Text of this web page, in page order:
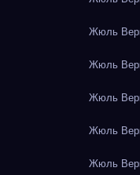
Жюль
Жюль
Жюль
Жюль
Жюль